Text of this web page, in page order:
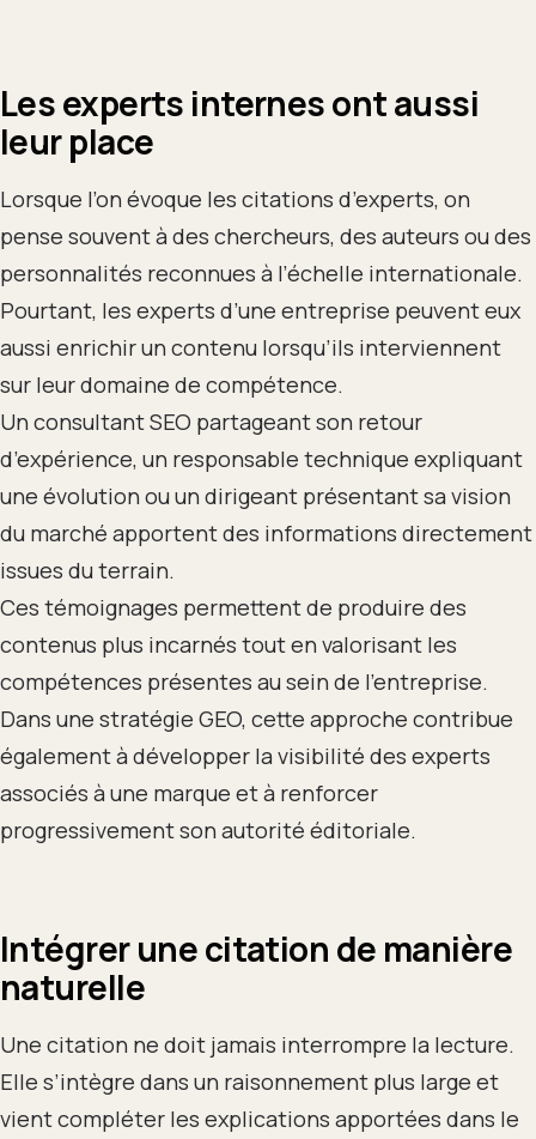
Les experts internes ont aussi
leur place
Lorsque l’on évoque les citations d’experts, on
pense souvent à des chercheurs, des auteurs ou des
personnalités reconnues à l’échelle internationale.
Pourtant, les experts d’une entreprise peuvent eux
aussi enrichir un contenu lorsqu’ils interviennent
sur leur domaine de compétence.
Un consultant SEO partageant son retour
d’expérience, un responsable technique expliquant
une évolution ou un dirigeant présentant sa vision
du marché apportent des informations directement
issues du terrain.
Ces témoignages permettent de produire des
contenus plus incarnés tout en valorisant les
compétences présentes au sein de l’entreprise.
Dans une stratégie GEO, cette approche contribue
également à développer la visibilité des experts
associés à une marque et à renforcer
progressivement son autorité éditoriale.
Intégrer une citation de manière
naturelle
Une citation ne doit jamais interrompre la lecture.
Elle s’intègre dans un raisonnement plus large et
vient compléter les explications apportées dans le